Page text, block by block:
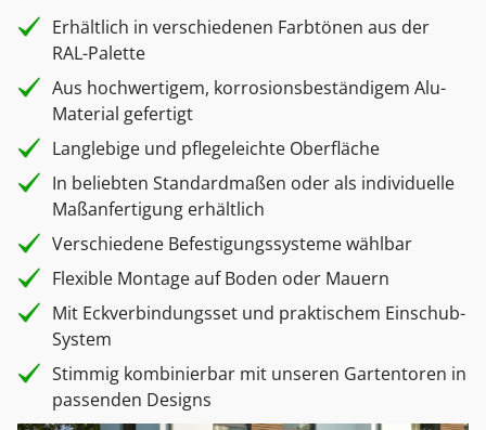
Erhältlich in verschiedenen Farbtönen aus der
RAL-Palette
Aus hochwertigem, korrosionsbeständigem Alu-
Material gefertigt
Langlebige und pflegeleichte Oberfläche
In beliebten Standardmaßen oder als individuelle
Maßanfertigung erhältlich
Verschiedene Befestigungssysteme wählbar
Flexible Montage auf Boden oder Mauern
Mit Eckverbindungsset und praktischem Einschub-
System
Stimmig kombinierbar mit unseren Gartentoren in
passenden Designs